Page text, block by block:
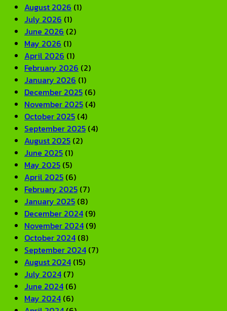
August 2026 (1)
July 2026 (1)
June 2026 (2)
May 2026 (1)
April 2026 (1)
February 2026 (2)
January 2026 (1)
December 2025 (6)
November 2025 (4)
October 2025 (4)
September 2025 (4)
August 2025 (2)
June 2025 (1)
May 2025 (5)
April 2025 (6)
February 2025 (7)
January 2025 (8)
December 2024 (9)
November 2024 (9)
October 2024 (8)
September 2024 (7)
August 2024 (15)
July 2024 (7)
June 2024 (6)
May 2024 (6)